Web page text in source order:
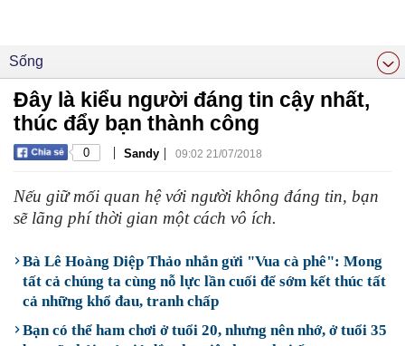
Sống
Đây là kiểu người đáng tin cậy nhất,
thúc đẩy bạn thành công
0 | Sandy | 09:02 21/07/2018
Nếu giữ mối quan hệ với người không đáng tin, bạn
sẽ lãng phí thời gian một cách vô ích.
Bà Lê Hoàng Diệp Thảo nhắn gửi "Vua cà phê": Mong
tất cả chúng ta cùng nỗ lực lần cuối để sớm kết thúc tất
cả những khổ đau, tranh chấp
Bạn có thể ham chơi ở tuổi 20, nhưng nên nhớ, ở tuổi 35